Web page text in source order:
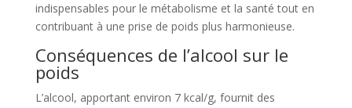
indispensables pour le métabolisme et la santé tout en
contribuant à une prise de poids plus harmonieuse.
Conséquences de l’alcool sur le
poids
L’alcool, apportant environ 7 kcal/g, fournit des